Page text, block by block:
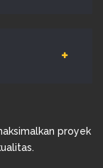
proyek